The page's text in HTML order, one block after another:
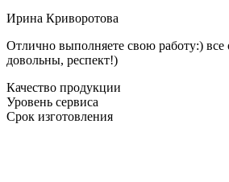
Ирина Криворотова
Отлично выполняете свою работу:) все
довольны, респект!)
Качество продукции
Уровень сервиса
Срок изготовления